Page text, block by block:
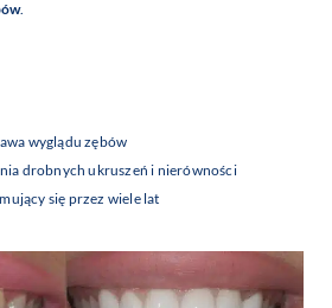
.
wyglądu zębów
drobnych ukruszeń i nierówności
się przez wiele lat